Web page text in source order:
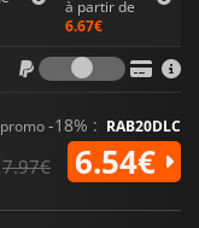
une version
un nouvel avenir
à partir de
6.67€
Frais
-18% : RAB20DLC
7.97€ 6.54€